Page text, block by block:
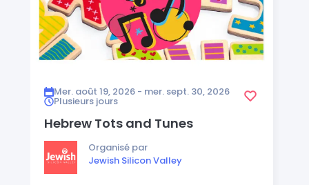
Mer. août 19, 2026 - mer. sept. 30, 2026
Plusieurs jours
Hebrew Tots and Tunes
Organisé par
Jewish Silicon Valley